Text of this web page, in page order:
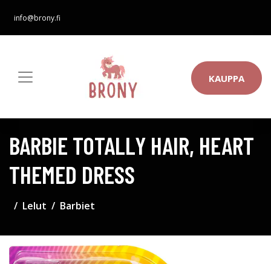
info@brony.fi
KAUPPA
BARBIE TOTALLY HAIR, HEART
THEMED DRESS
Lelut Barbiet